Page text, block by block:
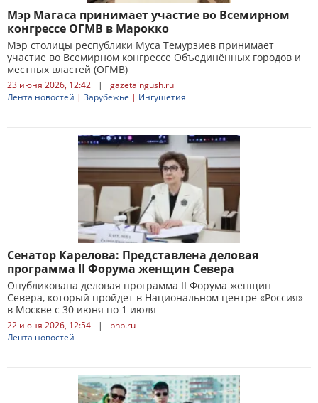
Мэр Магаса принимает участие во Всемирном
конгрессе ОГМВ в Марокко
Мэр столицы республики Муса Темурзиев принимает
участие во Всемирном конгрессе Объединённых городов и
местных властей (ОГМВ)
23 июня 2026, 12:42 |
gazetaingush.ru
Лента новостей | Зарубежье | Ингушетия
Сенатор Карелова: Представлена деловая
программа II Форума женщин Севера
Опубликована деловая программа II Форума женщин
Севера, который пройдет в Национальном центре «Россия»
в Москве с 30 июня по 1 июля
22 июня 2026, 12:54 |
pnp.ru
Лента новостей